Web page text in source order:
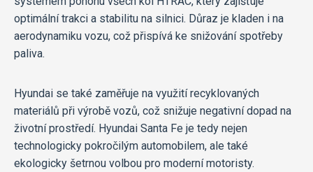
optimální trakci a stabilitu na silnici. Důraz je kladen i na
aerodynamiku vozu, což přispívá ke snižování spotřeby
paliva.
Hyundai se také zaměřuje na využití recyklovaných
materiálů při výrobě vozů, což snižuje negativní dopad na
životní prostředí. Hyundai Santa Fe je tedy nejen
technologicky pokročilým automobilem, ale také
ekologicky šetrnou volbou pro moderní motoristy.